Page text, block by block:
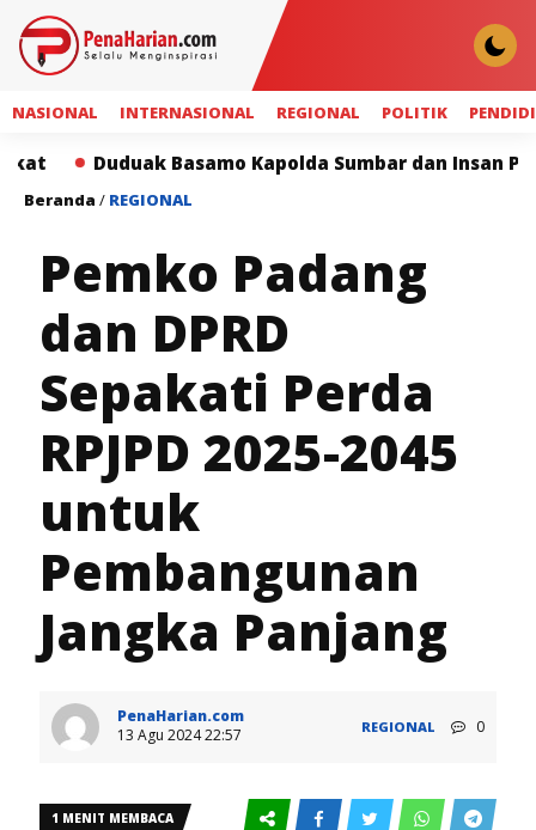
NASIONAL INTERNASIONAL REGIONAL POLITIK
Basamo Kapolda Sumbar dan Insan Pers
Beranda / REGIONAL
Pemko Padang
dan DPRD
Sepakati Perda
RPJPD 2025-2045
untuk
Pembangunan
Jangka Panjang
PenaHarian.com
13 Agu 2024 22:57
REGIONAL 0
1 MENIT MEMBACA